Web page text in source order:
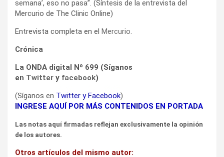
semana’, eso no pasa”. (Síntesis de la entrevista del
Mercurio de The Clinic Online)
Entrevista completa en el Mercurio.
Crónica
La ONDA digital Nº 699 (Síganos
en Twitter y facebook)
(Síganos en Twitter yFacebook)
INGRESE AQUÍ POR MÁS CONTENIDOS EN PORTADA
Las notas aquí firmadas reflejan exclusivamente la opinión
de los autores.
Otros artículos del mismo autor: